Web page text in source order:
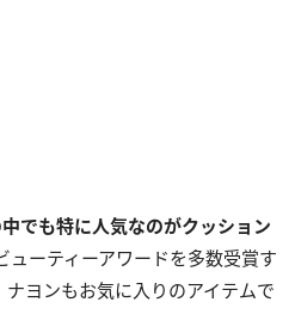
でも特に人気なのがクッション
ューティーアワードを多数受賞す
ヨンもお気に入りのアイテムで